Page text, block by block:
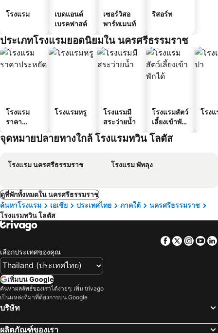
โรงแรม
เบดแอนด์
เบรคฟาสต์
เซอร์วิสอ
พาร์ทเมนท์
รีสอร์ท
ประเภทโรงแรมยอดนิยมใน นครศรีธรรมราช
โรงแรม
ราคา
โรงแรมหรู
โรงแรมมี
สระว่ายน้ำ
โรงแรมสัตว์
เลี้ยงเข้าพัก
ได้
โรง
จุดหมายปลายทางใกล้ โรงแรมทวิน โลตัส
โรงแรม นครศรีธรรมราช โรงแรม พัทลุง
ดูที่พักทั้งหมดใน นครศรีธรรมราช
ค้นหาโรงแรม
เอเชีย ประเทศไทย ภาคใต้
นครศรีธรรมราช
โรงแรมทวิน โลตัส
Facebook
Twitter
เลือกประเทศของคุณ
เพิ่มบน Google
ค้นหาผลลัพธ์ของเราได้ง่ายๆ: เพิ่ม trivago
เป็นแหล่งที่มาที่ต้องการบน Google
บริษัท
ผลิตภัณฑ์ของเรา